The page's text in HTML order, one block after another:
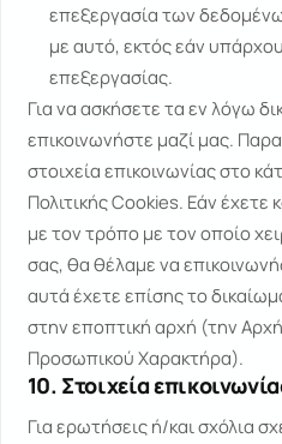
επεξεργασία των
με αυτό, εκτός εάν
επεξεργασίας.
Για να ασκήσετε τα εν λόγω
επικοινωνήστε μαζί μας.
στοιχεία επικοινωνίας στο
Πολιτικής Cookies. Εάν
με τον τρόπο με τον οποίο
σας, θα θέλαμε να
αυτά έχετε επίσης το
στην εποπτική αρχή (την
Προσωπικού Χαρακτήρα).
10. Στοιχεία
Για ερωτήσεις ή/και σχόλια